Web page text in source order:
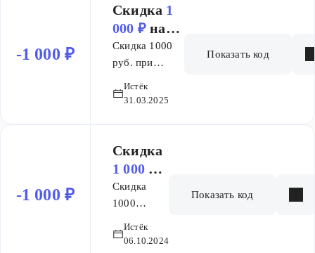
промокоду
-1 000 ₽
Скидка 1
000 ₽на
заказ от 5
000 ₽
Скидка 1000
руб. при
5000 руб. по
покупке
доступны все
товары, в том
числе с уже
скидками без
Истёк
31.03.2025
Показать код
-1 000 ₽
Скидка
1 000 ₽
на заказ
от 5 000
Скидка
1000
покупке от
Истёк
06.10.2024
Показать код